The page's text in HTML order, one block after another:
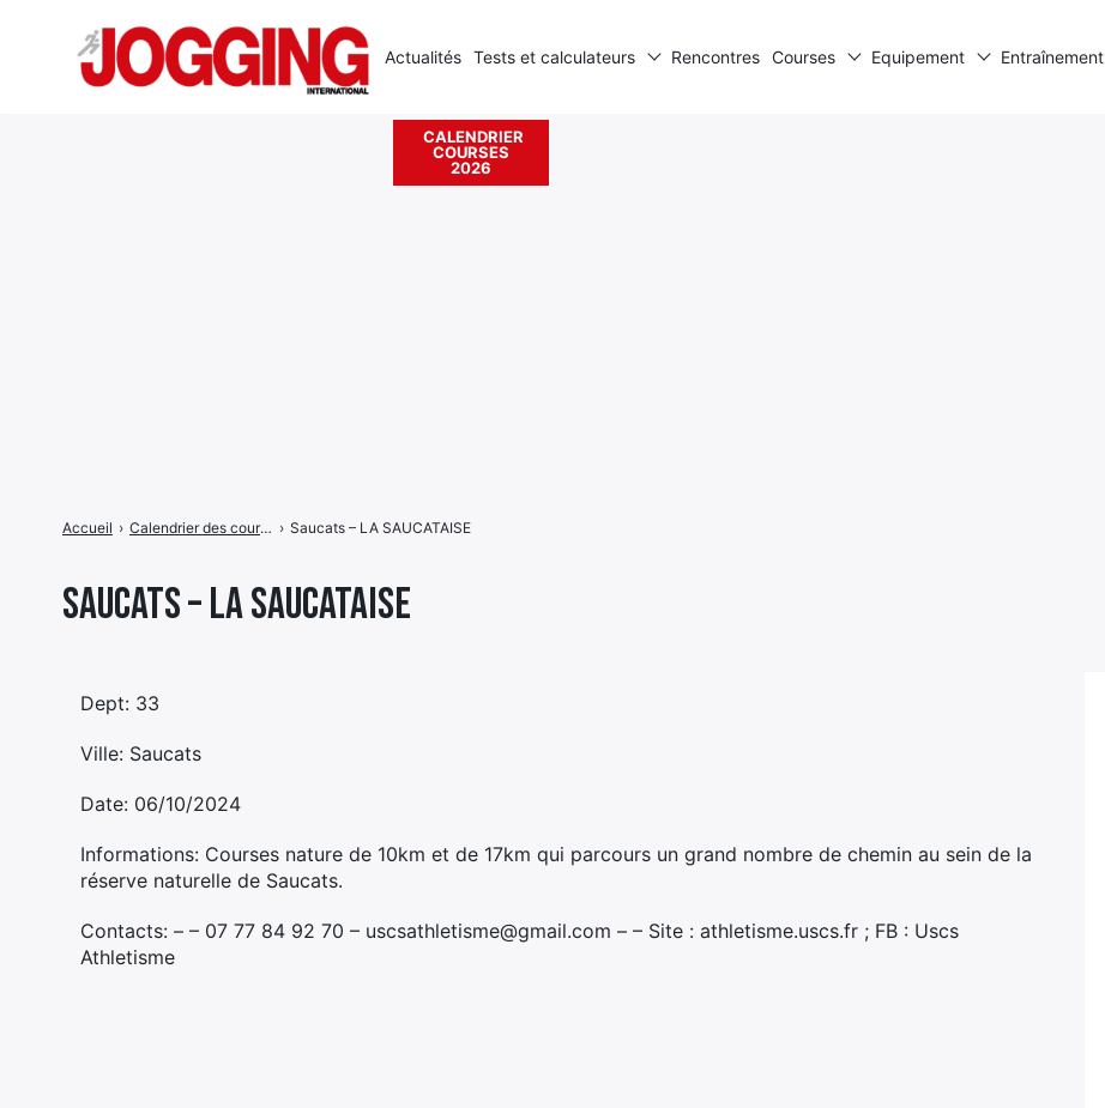
Saucats – LA SAUCATAISE
Accueil › Calendrier des courses › Saucats – LA SAUCATAISE
Dept: 33
Ville: Saucats
Date: 06/10/2024
Informations: Courses nature de 10km et de 17km qui parcours un grand nombre de chemin au sein de la
réserve naturelle de Saucats.
Contacts: – – 07 77 84 92 70 – uscsathletisme@gmail.com – – Site : athletisme.uscs.fr ; FB : Uscs
Athletisme
Actualités Tests et calculateurs Rencontres Courses Equipement Entraînement
CALENDRIER
COURSES
2026
Rechercher